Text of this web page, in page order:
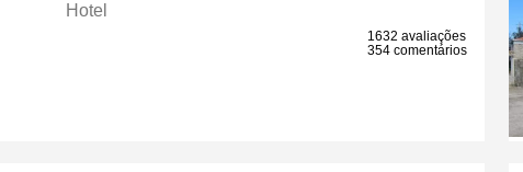
Hotel
1632 avaliações
354 comentários